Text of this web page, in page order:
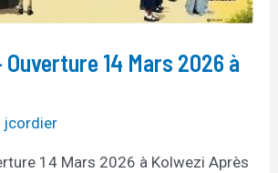
Ouverture 14 Mars 2026 à
jcordier
14 Mars 2026 à Kolwezi Après